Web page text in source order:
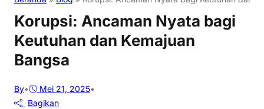
Korupsi: Ancaman Nyata bagi
Keutuhan dan Kemajuan
Bangsa
By• Mei 21, 2025•
Bagikan